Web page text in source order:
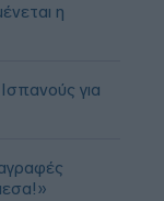
η
για